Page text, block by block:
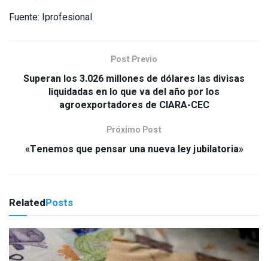
Fuente: Iprofesional.
Post Previo
Superan los 3.026 millones de dólares las divisas
liquidadas en lo que va del año por los
agroexportadores de CIARA-CEC
Próximo Post
«Tenemos que pensar una nueva ley jubilatoria»
RelatedPosts